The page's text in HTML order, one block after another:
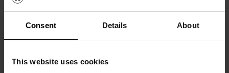
Consent Details About
This website uses cookies